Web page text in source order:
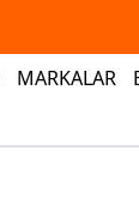
MARKALAR